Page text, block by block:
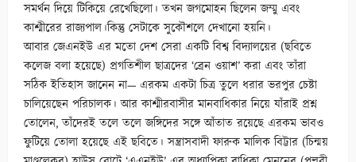
সমর্থন দিয়ে টিকিয়ে রেখেছিলো। তখন জগমোহন ছিলেন জম্মু এবং
কাশ্মীরের রাজ্যপাল।কিন্তু সেটাকে সুকৌশলে দেখানো হয়নি।
আবার জেএনইউ এর মতো দেশ সেরা একটি বিশ্ব বিদ্যালয়ের (ছবিতে
কলেজ বলা হয়েছে) প্রগতিশীল ছাত্রদের ‘ব্রেন ওয়াশ’ করা এবং তাঁরা
সঠিক ইতিহাস জানেন না— এরকম একটা চিত্র তুলে ধরার ভরপুর চেষ্টা
চালিয়েছেন পরিচালক। আর কাশ্মীরবাসীর মানবাধিকার নিয়ে যাঁরাই প্রশ্ন
তোলেন, তাঁদেরই তলে তলে জঙ্গিদের সঙ্গে আঁতাত রয়েছে এরকম ভাবও
ফুটিয়ে তোলা হয়েছে এই ছবিতে। সন্ত্রাসবাদী ফারুক মালিক বিট্টার (চিন্ময়